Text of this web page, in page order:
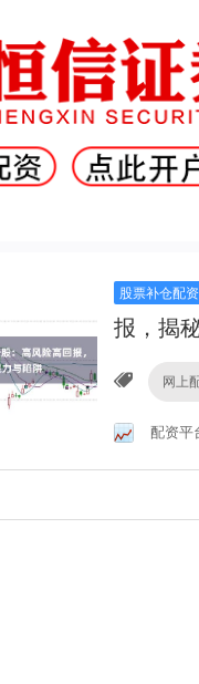
股票补仓配资
报，揭
网上
配资平